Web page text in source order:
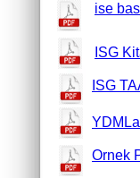
ise
ISG
ISG
Ornek